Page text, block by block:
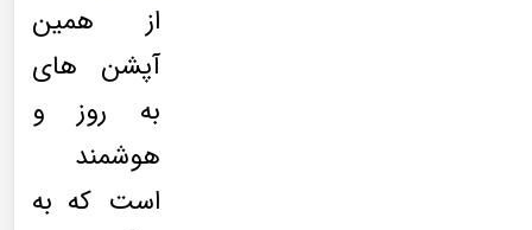
از همین
آپشن های
به روز و
هوشمند
است که به